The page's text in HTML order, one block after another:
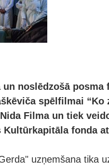
noslēdzošā posma
spēlfilmai “Ko
Filma un tiek
Kultūrkapitāla fonda
uzņemšana tika